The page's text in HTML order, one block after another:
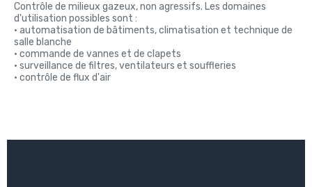
Contrôle de milieux gazeux, non agressifs. Les domaines
d'utilisation possibles sont :
• automatisation de bâtiments, climatisation et technique de
salle blanche
• commande de vannes et de clapets
• surveillance de filtres, ventilateurs et souffleries
• contrôle de flux d'air